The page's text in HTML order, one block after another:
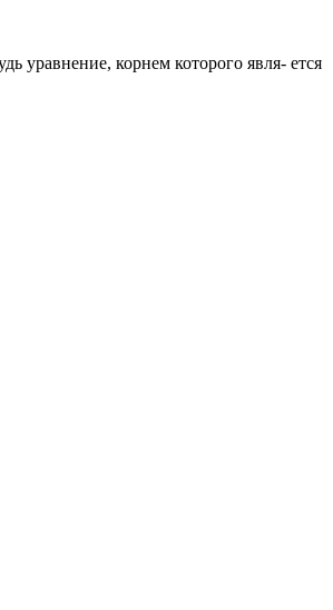
уравнение, корнем которого явля- ется